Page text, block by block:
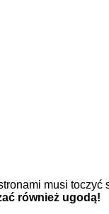
musi toczyć
również ugodą!